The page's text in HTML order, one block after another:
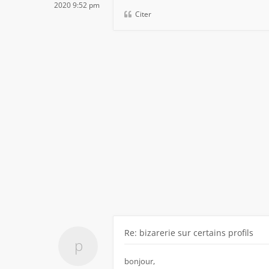
2020 9:52 pm
Citer
Re: bizarerie sur certains profils
bonjour,